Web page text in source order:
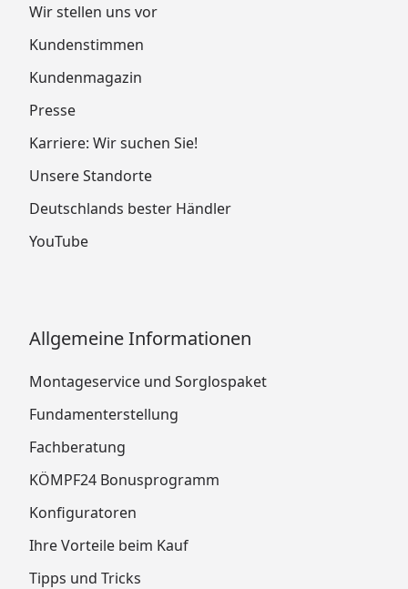
Wir stellen uns vor
Kundenstimmen
Kundenmagazin
Presse
Karriere: Wir suchen Sie!
Unsere Standorte
Deutschlands bester Händler
YouTube
Allgemeine Informationen
Montageservice und Sorglospaket
Fundamenterstellung
Fachberatung
KÖMPF24 Bonusprogramm
Konfiguratoren
Ihre Vorteile beim Kauf
Tipps und Tricks